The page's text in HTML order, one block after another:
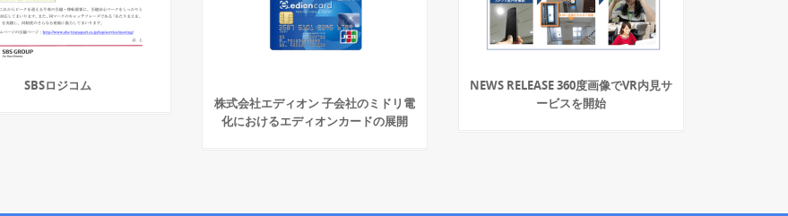
SBSロジコム
NEWS RELEASE 360度画像でVR内見サ
ービスを開始
株式会社エディオン 子会社のミドリ電
化におけるエディオンカードの展開